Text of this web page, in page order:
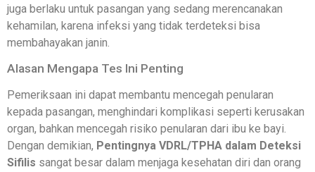
juga berlaku untuk pasangan yang sedang merencanakan
kehamilan, karena infeksi yang tidak terdeteksi bisa
membahayakan janin.
Alasan Mengapa Tes Ini Penting
Pemeriksaan ini dapat membantu mencegah penularan
kepada pasangan, menghindari komplikasi seperti kerusakan
organ, bahkan mencegah risiko penularan dari ibu ke bayi.
Dengan demikian, Pentingnya VDRL/TPHA dalam Deteksi
Sifilis sangat besar dalam menjaga kesehatan diri dan orang